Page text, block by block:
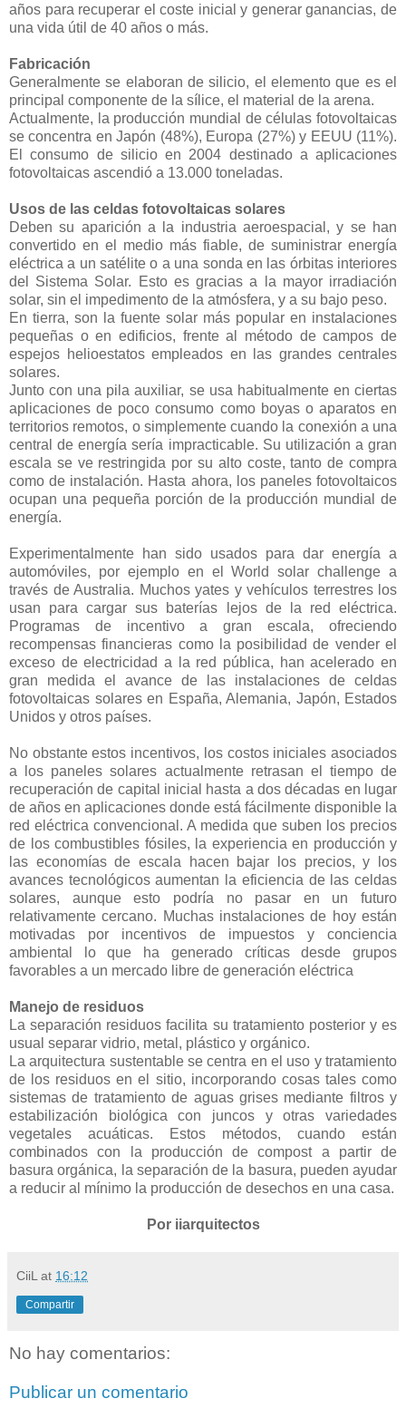
años para recuperar el coste inicial y generar ganancias, de
una vida útil de 40 años o más.
Fabricación
Generalmente se elaboran de silicio, el elemento que es el
principal componente de la sílice, el material de la arena.
Actualmente, la producción mundial de células fotovoltaicas
se concentra en Japón (48%), Europa (27%) y EEUU (11%).
El consumo de silicio en 2004 destinado a aplicaciones
fotovoltaicas ascendió a 13.000 toneladas.
Usos de las celdas fotovoltaicas solares
Deben su aparición a la industria aeroespacial, y se han
convertido en el medio más fiable, de suministrar energía
eléctrica a un satélite o a una sonda en las órbitas interiores
del Sistema Solar. Esto es gracias a la mayor irradiación
solar, sin el impedimento de la atmósfera, y a su bajo peso.
En tierra, son la fuente solar más popular en instalaciones
pequeñas o en edificios, frente al método de campos de
espejos helioestatos empleados en las grandes centrales
solares.
Junto con una pila auxiliar, se usa habitualmente en ciertas
aplicaciones de poco consumo como boyas o aparatos en
territorios remotos, o simplemente cuando la conexión a una
central de energía sería impracticable. Su utilización a gran
escala se ve restringida por su alto coste, tanto de compra
como de instalación. Hasta ahora, los paneles fotovoltaicos
ocupan una pequeña porción de la producción mundial de
energía.
Experimentalmente han sido usados para dar energía a
automóviles, por ejemplo en el World solar challenge a
través de Australia. Muchos yates y vehículos terrestres los
usan para cargar sus baterías lejos de la red eléctrica.
Programas de incentivo a gran escala, ofreciendo
recompensas financieras como la posibilidad de vender el
exceso de electricidad a la red pública, han acelerado en
gran medida el avance de las instalaciones de celdas
fotovoltaicas solares en España, Alemania, Japón, Estados
Unidos y otros países.
No obstante estos incentivos, los costos iniciales asociados
a los paneles solares actualmente retrasan el tiempo de
recuperación de capital inicial hasta a dos décadas en lugar
de años en aplicaciones donde está fácilmente disponible la
red eléctrica convencional. A medida que suben los precios
de los combustibles fósiles, la experiencia en producción y
las economías de escala hacen bajar los precios, y los
avances tecnológicos aumentan la eficiencia de las celdas
solares, aunque esto podría no pasar en un futuro
relativamente cercano. Muchas instalaciones de hoy están
motivadas por incentivos de impuestos y conciencia
ambiental lo que ha generado críticas desde grupos
favorables a un mercado libre de generación eléctrica
Manejo de residuos
La separación residuos facilita su tratamiento posterior y es
usual separar vidrio, metal, plástico y orgánico.
La arquitectura sustentable se centra en el uso y tratamiento
de los residuos en el sitio, incorporando cosas tales como
sistemas de tratamiento de aguas grises mediante filtros y
estabilización biológica con juncos y otras variedades
vegetales acuáticas. Estos métodos, cuando están
combinados con la producción de compost a partir de
basura orgánica, la separación de la basura, pueden ayudar
a reducir al mínimo la producción de desechos en una casa.
Por iiarquitectos
CiiL at 16:12
Compartir
No hay comentarios:
Publicar un comentario